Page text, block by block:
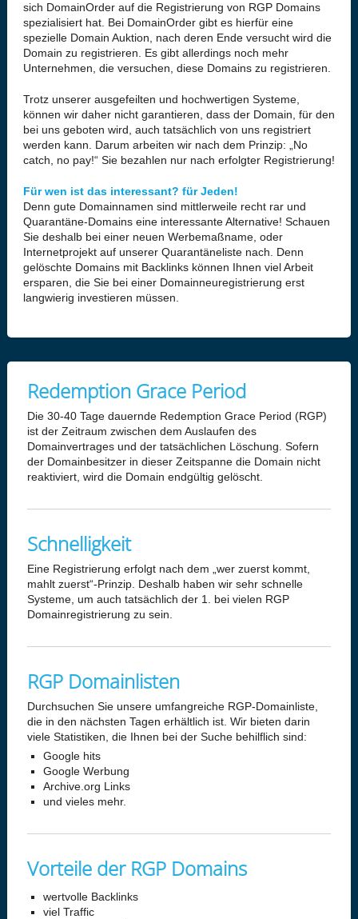
sich DomainOrder auf die Registrierung von RGP Domains
spezialisiert hat. Bei DomainOrder gibt es hierfür eine
spezielle Domain Auktion, nach deren Ende versucht wird die
Domain zu registrieren. Es gibt allerdings noch mehr
Unternehmen, die versuchen, diese Domains zu registrieren.
Trotz unserer ausgefeilten und hochwertigen Systeme,
können wir daher nicht garantieren, dass der Domain, für den
bei uns geboten wird, auch tatsächlich von uns registriert
werden kann. Darum arbeiten wir nach dem Prinzip: „No
catch, no pay!“ Sie bezahlen nur nach erfolgter Registrierung!
Für wen ist das interessant? für Jeden!
Denn gute Domainnamen sind mittlerweile recht rar und
Quarantäne-Domains eine interessante Alternative! Schauen
Sie deshalb bei einer neuen Werbemaßname, oder
Internetprojekt auf unserer Quarantäneliste nach. Denn
gelöschte Domains mit Backlinks können Ihnen viel Arbeit
ersparen, die Sie bei einer Domainneuregistrierung erst
langwierig investieren müssen.
Redemption Grace Period
Die 30-40 Tage dauernde Redemption Grace Period (RGP)
ist der Zeitraum zwischen dem Auslaufen des
Domainvertrages und der tatsächlichen Löschung. Sofern
der Domainbesitzer in dieser Zeitspanne die Domain nicht
reaktiviert, wird die Domain endgültig gelöscht.
Schnelligkeit
Eine Registrierung erfolgt nach dem „wer zuerst kommt,
mahlt zuerst“-Prinzip. Deshalb haben wir sehr schnelle
Systeme, um auch tatsächlich der 1. bei vielen RGP
Domainregistrierung zu sein.
RGP Domainlisten
Durchsuchen Sie unsere umfangreiche RGP-Domainliste,
die in den nächsten Tagen erhältlich ist. Wir bieten darin
viele Statistiken, die Ihnen bei der Suche behilflich sind:
Google hits
Google Werbung
Archive.org Links
und vieles mehr.
Vorteile der RGP Domains
wertvolle Backlinks
viel Traffic